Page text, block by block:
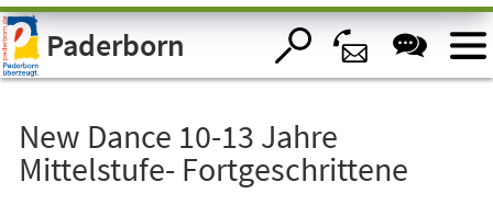
Visuelle
Assistenzsoftware
öffnen.Paderborn
New Dance 10-13 Jahre
Mittelstufe- Fortgeschrittene